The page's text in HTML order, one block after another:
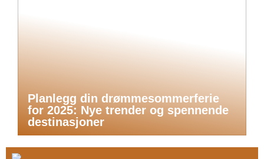
Planlegg din drømmesommerferie
for 2025: Nye trender og spennende
destinasjoner